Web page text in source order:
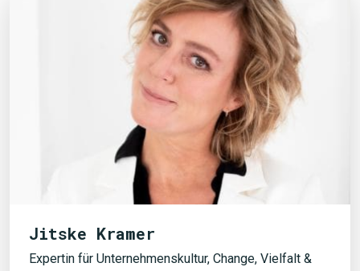
Jitske Kramer
Expertin für Unternehmenskultur, Change, Vielfalt &